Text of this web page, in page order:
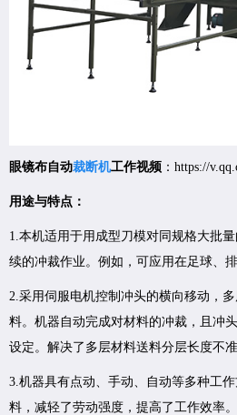
眼镜布自动裁断机工作视频 ：https://
用途与特点：
1.本机适用于用成型刀模对同规格大批
续的冲裁作业。例如，可应用在足球、
2.采用伺服电机控制冲头的横向移动，
料。机器自动完成对材料的冲裁，且冲
设定。解决了多层材料送料分层长度不准
3.机器具有点动、手动、自动等多种工
料，减轻了劳动强度，提高了工作效率。